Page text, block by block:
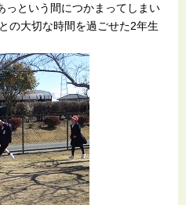
っという間につかまってしまい
の大切な時間を過ごせた2年生